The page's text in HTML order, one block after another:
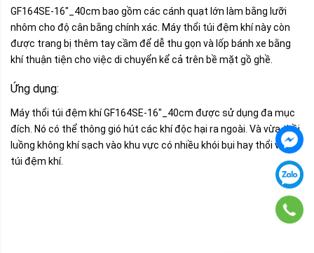
GF164SE-16″_40cm bao gồm các cánh quạt lớn làm bằng lưỡi
nhôm cho độ cân bằng chính xác. Máy thổi túi đệm khí này còn
được trang bị thêm tay cầm để dễ thu gọn và lốp bánh xe bằng
khí thuận tiện cho việc di chuyển kể cả trên bề mặt gồ ghề.
Ứng dụng:
Máy thổi túi đệm khí GF164SE-16″_40cm được sử dụng đa mục
đích. Nó có thể thông gió hút các khí độc hại ra ngoài. Và vừa thồi
luồng không khí sạch vào khu vực có nhiều khói bụi hay thổi vào
túi đệm khí.